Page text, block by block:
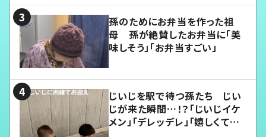
孫のためにお弁当を作った祖
母 孫が絶賛したお弁当に「美
味しそう」「お弁当すごい」
じいじを駅で待つ孫たち じい
じが来た瞬間…！？「じいじイケ
メン」「デレッデレ」「嬉しくて可